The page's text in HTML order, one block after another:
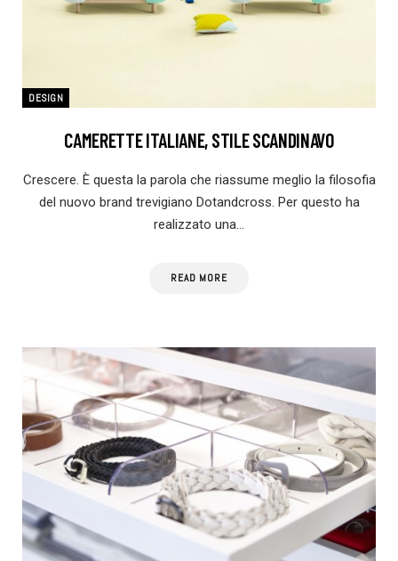
DESIGN
CAMERETTE ITALIANE, STILE SCANDINAVO
Crescere. È questa la parola che riassume meglio la filosofia
del nuovo brand trevigiano Dotandcross. Per questo ha
realizzato una…
READ MORE